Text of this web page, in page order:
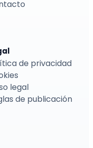
de privacidad
legal
de publicación